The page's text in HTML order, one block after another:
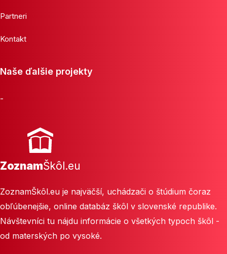
Partneri
Kontakt
Naše ďalšie projekty
-
ZoznamŠkôl.eu
ZoznamŠkôl.eu je najväčší, uchádzači o štúdium čoraz
obľúbenejšie, online databáz škôl v slovenské republike.
Návštevníci tu nájdu informácie o všetkých typoch škôl -
od materských po vysoké.